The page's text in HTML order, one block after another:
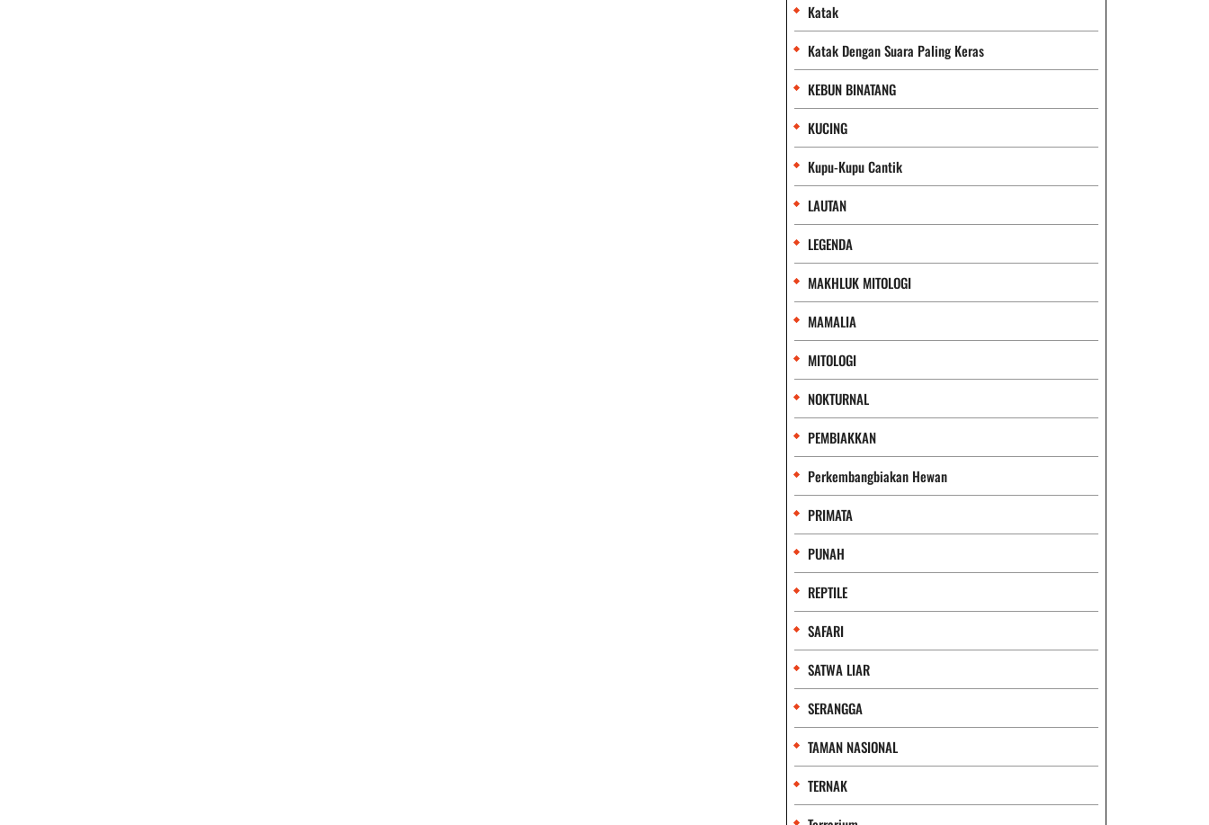
Katak
Katak Dengan Suara Paling Keras
KEBUN BINATANG
KUCING
Kupu-Kupu Cantik
LAUTAN
LEGENDA
MAKHLUK MITOLOGI
MAMALIA
MITOLOGI
NOKTURNAL
PEMBIAKKAN
Perkembangbiakan Hewan
PRIMATA
PUNAH
REPTILE
SAFARI
SATWA LIAR
SERANGGA
TAMAN NASIONAL
TERNAK